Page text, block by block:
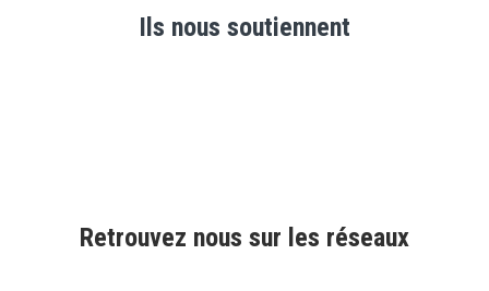
Ils nous soutiennent
Retrouvez nous sur les réseaux